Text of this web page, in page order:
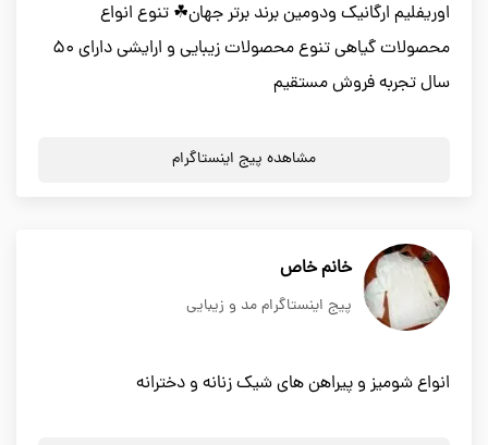
اوریفلیم ارگانیک ودومین برند برتر جهان☘ تنوع انواع
محصولات گیاهی تنوع محصولات زیبایی و ارایشی دارای 50
سال تجربه فروش مستقیم
مشاهده پیج اینستاگرام
خانم خاص
پیج اینستاگرام مد و زیبایی
انواع شومیز و پیراهن های شیک زنانه و دخترانه